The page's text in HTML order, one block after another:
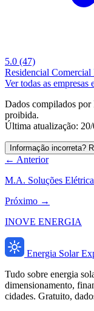
5.0 (47)
Residencial Comercial
Ver todas as empresas
Dados compilados
proibida.
Última atualização:
Informação incorreta?
← Anterior
M.A. Soluções
Próximo →
INOVE ENERGIA
Energia Solar
Tudo sobre energia
dimensionamento,
cidades. Gratuito,